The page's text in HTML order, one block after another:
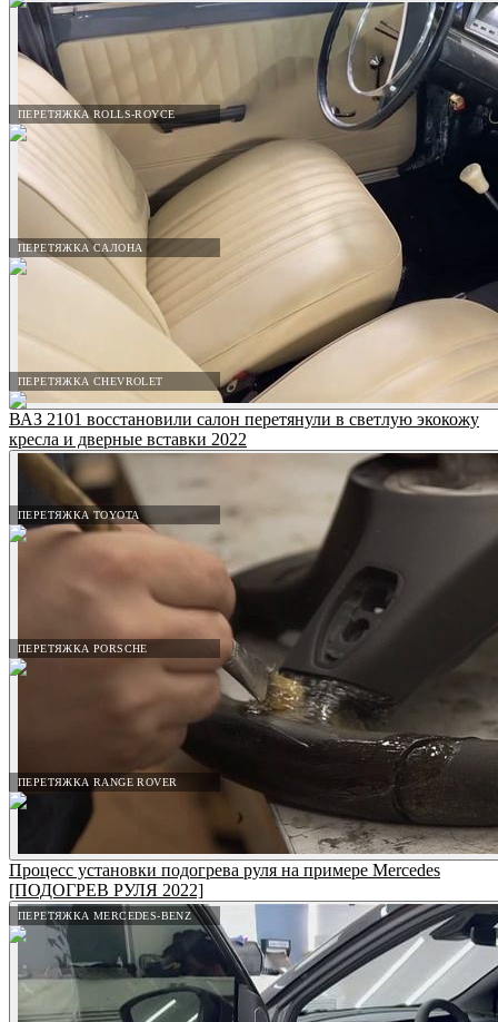
ПЕРЕТЯЖКА ROLLS-ROYCE
ПЕРЕТЯЖКА САЛОНА
ПЕРЕТЯЖКА CHEVROLET
ПЕРЕТЯЖКА TOYOTA
ПЕРЕТЯЖКА PORSCHE
ПЕРЕТЯЖКА RANGE ROVER
ПЕРЕТЯЖКА MERCEDES-BENZ
ВАЗ 2101 восстановили салон перетянули в светлую экокожу
кресла и дверные вставки 2022
Процесс установки подогрева руля на примере Mercedes
[ПОДОГРЕВ РУЛЯ 2022]